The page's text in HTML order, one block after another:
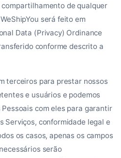
compartilhamento de qualquer
será feito em
Data (Privacy) Ordinance
conforme descrito a
terceiros para prestar nossos
e usuários e podemos
com eles para garantir
Serviços, conformidade legal e
os casos, apenas os campos
serão